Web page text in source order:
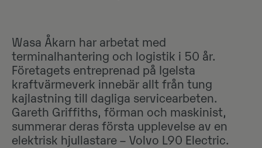
Wasa Åkarn har arbetat med
terminalhantering och logistik i 50 år.
Företagets entreprenad på Igelsta
kraftvärmeverk innebär allt från tung
kajlastning till dagliga servicearbeten.
Gareth Griffiths, förman och maskinist,
summerar deras första upplevelse av en
elektrisk hjullastare – Volvo L90 Electric.